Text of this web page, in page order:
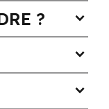
? expand_more
expand_more
expand_more